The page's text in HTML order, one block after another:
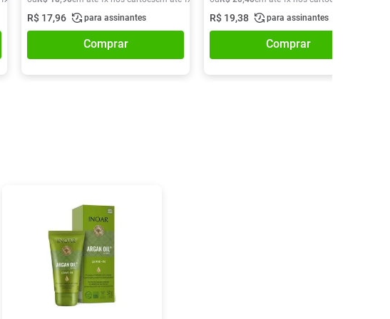
R$ 17,96 para assinantes
Comprar
R$ 19,38 para assinantes
Comprar